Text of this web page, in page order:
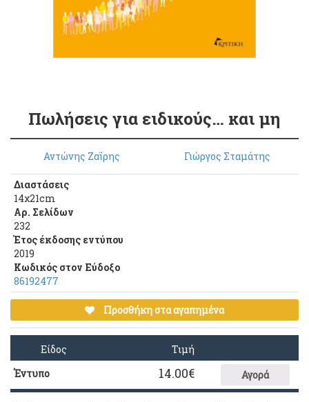
Πωλήσεις για ειδικούς… και μη
Αντώνης Ζαΐρης Γιώργος Σταμάτης
Διαστάσεις
14χ21cm
Αρ. Σελίδων
232
Έτος έκδοσης εντύπου
2019
Κωδικός στον Εύδοξο
86192477
Προσθήκη στα αγαπημένα
Είδος
Τιμή
Έντυπο
14.00€ Αγορά